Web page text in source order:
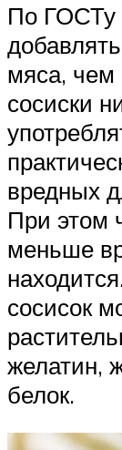
По ГОСТу
мяса, чем
сосиски
вредных
При этом
меньше
сосисок
желатин,
белок.